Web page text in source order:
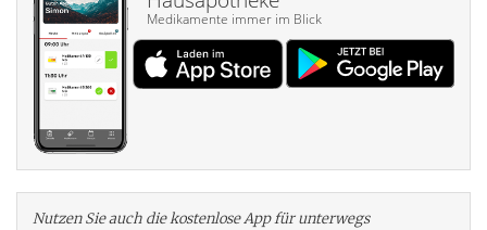
Medikamente immer im Blick
Nutzen Sie auch die kosten­lose App für unterwegs